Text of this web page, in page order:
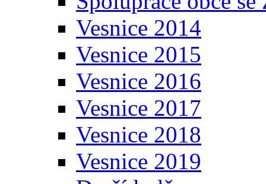
Vesnice 2014
Vesnice 2015
Vesnice 2016
Vesnice 2017
Vesnice 2018
Vesnice 2019